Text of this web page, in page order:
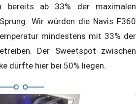
bereits ab 33% der maximalen
Wir würden die Navis F360
mindestens mit 33% der
Der Sweetspot zwischen
dürfte hier bei 50% liegen.